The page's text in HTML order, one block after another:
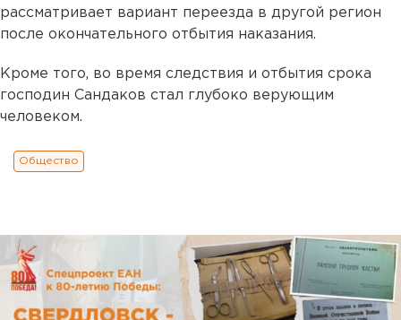
рассматривает вариант переезда в другой регион
после окончательного отбытия наказания.
Кроме того, во время следствия и отбытия срока
господин Сандаков стал глубоко верующим
человеком.
Общество